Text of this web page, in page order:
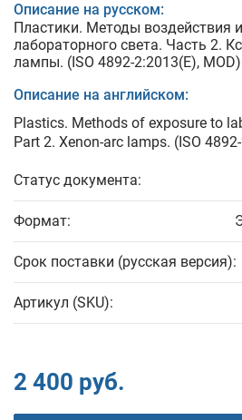
Описание на русском:
Пластики. Методы воздействия
лабораторного света. Часть 2.
лампы. (ISO 4892-2:2013(Е), MOD)
Описание на английском:
Plastics. Methods of exposure to
Part 2. Xenon-arc lamps. (ISO
Статус документа:
Формат:
Срок поставки (русская версия):
Артикул (SKU):
2 400 руб.